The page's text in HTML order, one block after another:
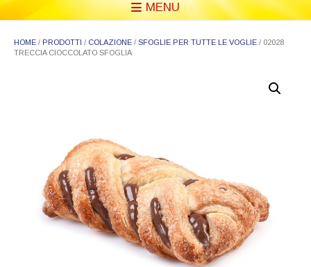
MENU
HOME / PRODOTTI / COLAZIONE / SFOGLIE PER TUTTE LE VOGLIE / 02028
TRECCIA CIOCCOLATO SFOGLIA